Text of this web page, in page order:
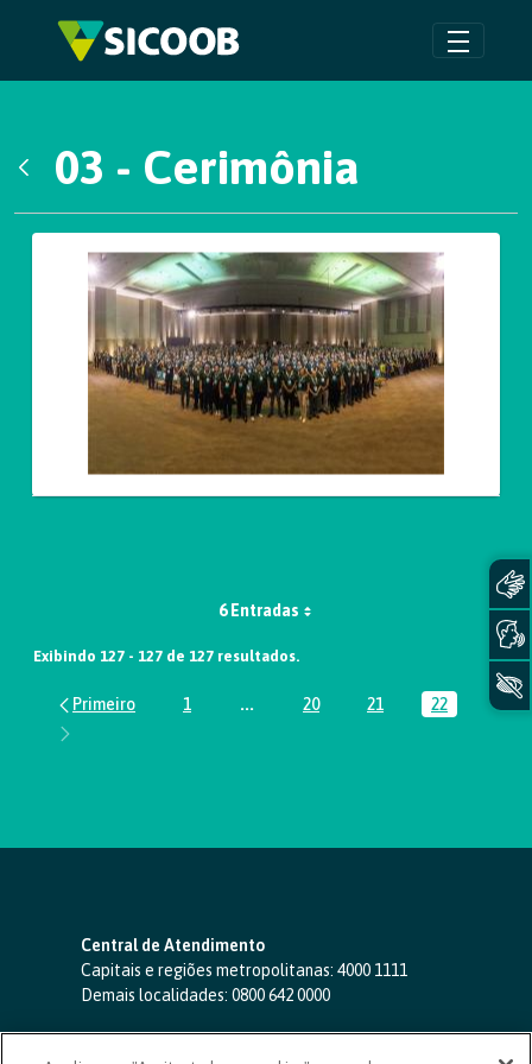
Pular para o Conteúdo principal
03 - Cerimônia
6 Entradas
Exibindo 127 - 127 de 127 resultados.
Página
1 ...Páginas intermediárias Usar ABA
Página
20 Página
21 Página
22
Central de Atendimento
Capitais e regiões metropolitanas: 4000 1111
Demais localidades: 0800 642 0000
SAC 24 horas-0800 724 4420